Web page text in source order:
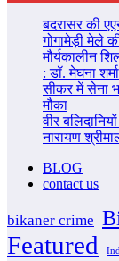
बदरासर की
गोगामेड़ी मेले
मौर्यकालीन
: डॉ. मेघना शर्मा
सीकर में सेना
मौका
वीर
नारायण
BLOG
contact us
bikaner crime
Featured